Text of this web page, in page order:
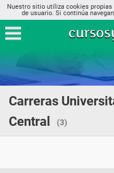
Nuestro sitio utiliza cookies
de usuario. Si continúa
Carreras
Central
(3)